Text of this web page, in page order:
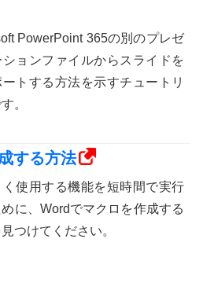
PowerPoint 365の別のプレゼ
ションファイルからスライドを
トする方法を示すチュートリ
。
する方法
使用する機能を短時間で実行
に、Wordでマクロを作成する
つけてください。